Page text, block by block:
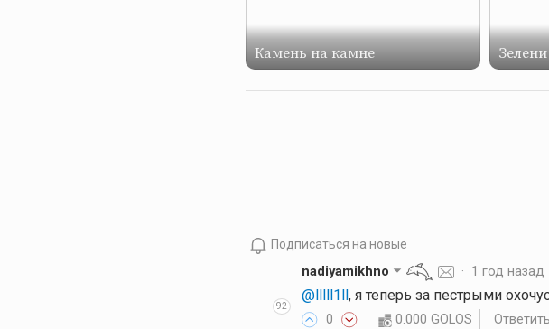
Камень на камне
Подписаться на новые
92
nadiyamikhno · 1 год назад
@lllll1ll, я теперь за пестрыми
0 0.000 GOLOS Ответить